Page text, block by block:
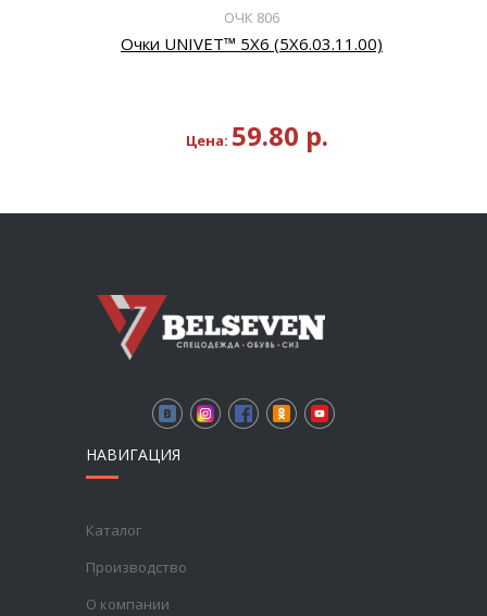
ОЧК 806
Очки UNIVET™ 5Х6 (5Х6.03.11.00)
Цена: 59.80 р.
НАВИГАЦИЯ
Каталог
Производство
О компании